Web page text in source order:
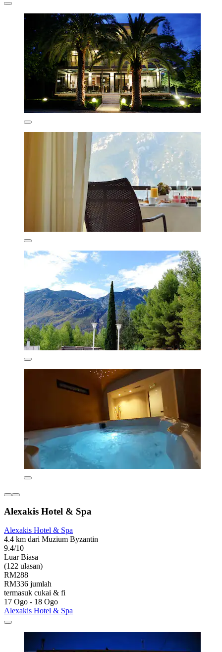
Alexakis Hotel & Spa
Alexakis Hotel & Spa
4.4 km dari Muzium Byzantin
9.4/10
Luar Biasa
(122 ulasan)
RM288
RM336 jumlah
termasuk cukai & fi
17 Ogo - 18 Ogo
Alexakis Hotel & Spa